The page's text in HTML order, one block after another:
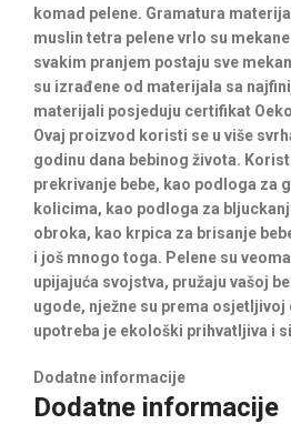
komad pelene. Gramatura
muslin tetra pelene vrlo su
svakim pranjem postaju sve
su izrađene od materijala sa
materijali posjeduju certifikat
Ovaj proizvod koristi se u više
godinu dana bebinog života.
prekrivanje bebe, kao podloga za
kolicima, kao podloga za
obroka, kao krpica za brisanje
i još mnogo toga. Pelene su
upijajuća svojstva, pružaju vašoj
ugode, nježne su prema osjetljivoj
upotreba je ekološki prihvatljiva i
Dodatne informacije
Dodatne informacije